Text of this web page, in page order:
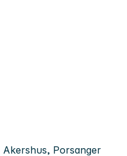
Akershus, Porsanger